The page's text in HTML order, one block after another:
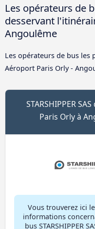
Les opérateurs de
desservant
Angoulême
Les opérateurs de bus les
Aéroport Paris Orly -
STARSHIPPER
Paris Orly à
Vous trouverez ici
informations
bus STARSHIPPER